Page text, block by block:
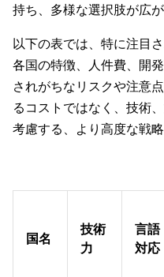
持ち、多様な選択肢が広が
以下の表では、特に注目
各国の特徴、人件費、開
されがちなリスクや注意
るコストではなく、技術
考慮する、より高度な戦
国名
技術
力
言語
対応